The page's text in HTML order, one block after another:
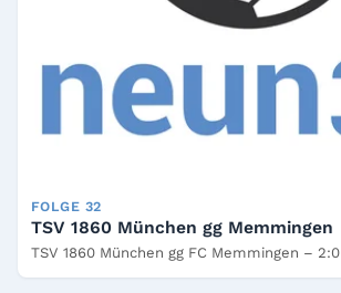
FOLGE 32
TSV 1860 München gg Memmingen
TSV 1860 München gg FC Memmingen – 2:0